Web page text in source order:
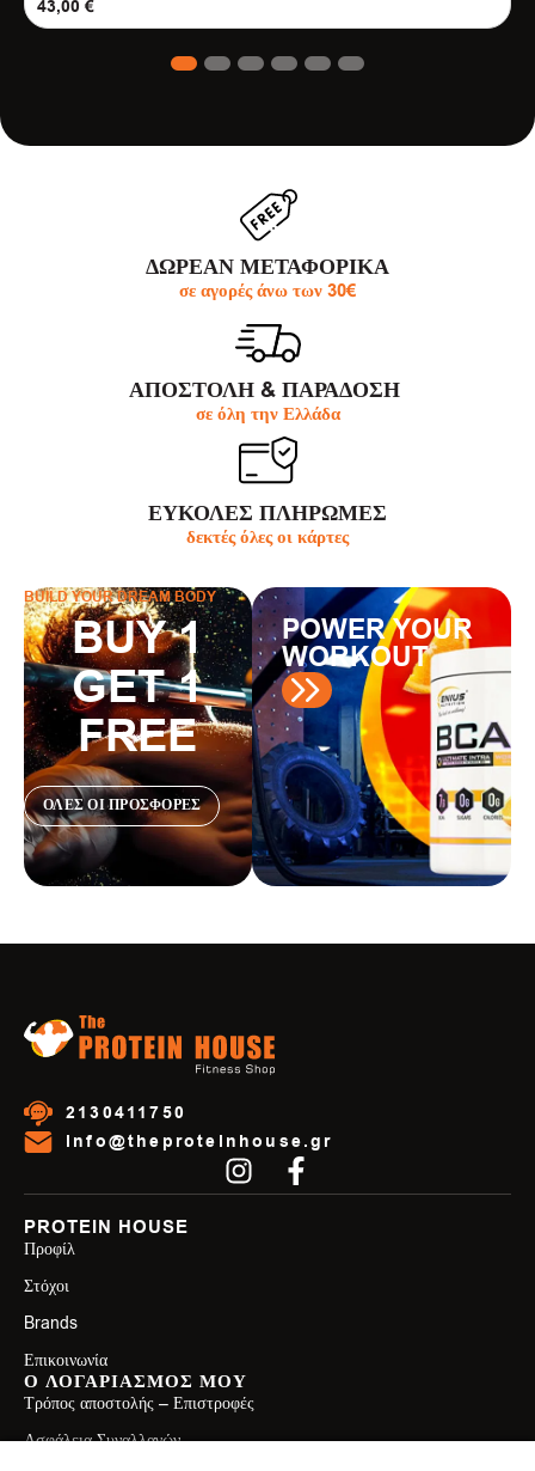
43,00 €
3 4 5 6
ΔΩΡΕΑΝ ΜΕΤΑΦΟΡΙΚΑ
σε αγορές άνω των 30€
ΑΠΟΣΤΟΛΗ & ΠΑΡΆΔΟΣΗ
σε όλη την Ελλάδα
ΕΥΚΟΛΕΣ ΠΛΗΡΩΜΕΣ
δεκτές όλες οι κάρτες
BUILD YOUR DREAM BODY
BUY 1
GET 1
FREE
ΟΛΕΣ ΟΙ ΠΡΟΣΦΟΡΕΣ
POWER YOUR
WORKOUT
2130411750
info@theproteinhouse.gr
PROTEIN HOUSE
Προφίλ
Στόχοι
Brands
Επικοινωνία
Ο ΛΟΓΑΡΙΑΣΜΟΣ ΜΟΥ
Τρόπος αποστολής – Επιστροφές
Ασφάλεια Συναλλαγών